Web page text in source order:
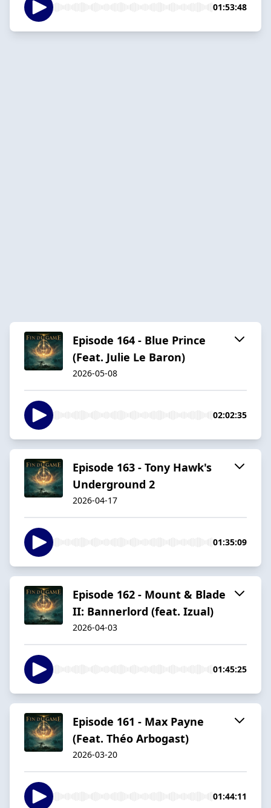
01:53:48
Episode 164 - Blue Prince
(Feat. Julie Le Baron)
2026-05-08
02:02:35
Episode 163 - Tony Hawk's
Underground 2
2026-04-17
01:35:09
Episode 162 - Mount & Blade
II: Bannerlord (feat. Izual)
2026-04-03
01:45:25
Episode 161 - Max Payne
(Feat. Théo Arbogast)
2026-03-20
01:44:11